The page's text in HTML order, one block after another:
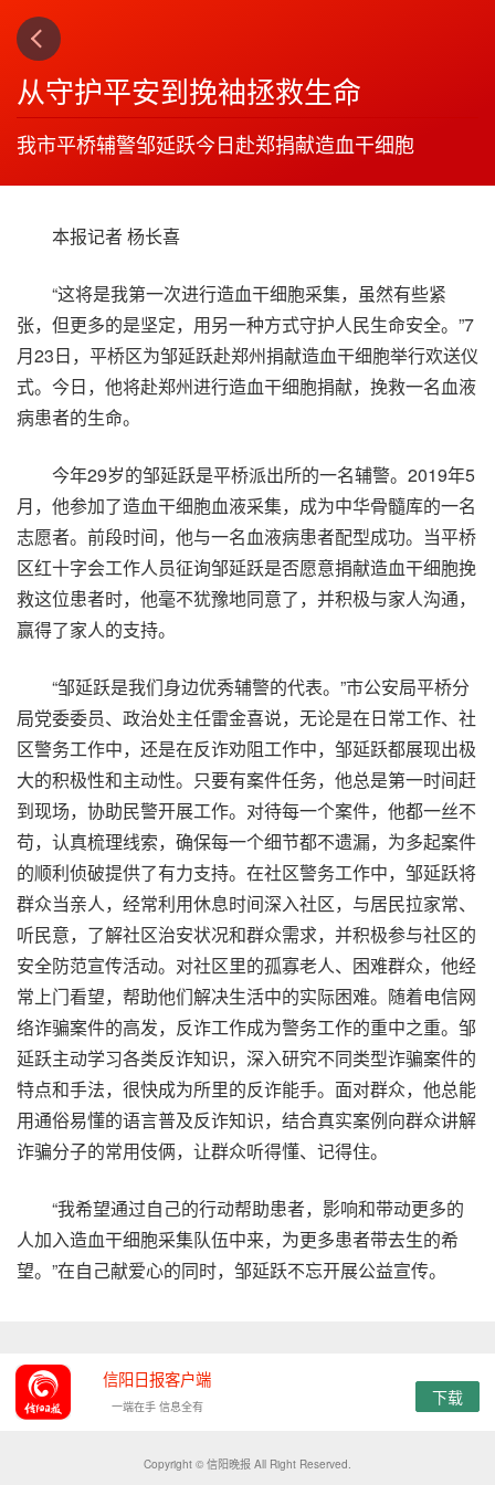
从守护平安到挽袖拯救生命
我市平桥辅警邹延跃今日赴郑捐献造血干细胞
本报记者 杨长喜
“这将是我第一次进行造血干细胞采集，虽然有些紧
张，但更多的是坚定，用另一种方式守护人民生命安全。”7
月23日，平桥区为邹延跃赴郑州捐献造血干细胞举行欢送仪
式。今日，他将赴郑州进行造血干细胞捐献，挽救一名血液
病患者的生命。
今年29岁的邹延跃是平桥派出所的一名辅警。2019年5
月，他参加了造血干细胞血液采集，成为中华骨髓库的一名
志愿者。前段时间，他与一名血液病患者配型成功。当平桥
区红十字会工作人员征询邹延跃是否愿意捐献造血干细胞挽
救这位患者时，他毫不犹豫地同意了，并积极与家人沟通，
赢得了家人的支持。
“邹延跃是我们身边优秀辅警的代表。”市公安局平桥分
局党委委员、政治处主任雷金喜说，无论是在日常工作、社
区警务工作中，还是在反诈劝阻工作中，邹延跃都展现出极
大的积极性和主动性。只要有案件任务，他总是第一时间赶
到现场，协助民警开展工作。对待每一个案件，他都一丝不
苟，认真梳理线索，确保每一个细节都不遗漏，为多起案件
的顺利侦破提供了有力支持。在社区警务工作中，邹延跃将
群众当亲人，经常利用休息时间深入社区，与居民拉家常、
听民意，了解社区治安状况和群众需求，并积极参与社区的
安全防范宣传活动。对社区里的孤寡老人、困难群众，他经
常上门看望，帮助他们解决生活中的实际困难。随着电信网
络诈骗案件的高发，反诈工作成为警务工作的重中之重。邹
延跃主动学习各类反诈知识，深入研究不同类型诈骗案件的
特点和手法，很快成为所里的反诈能手。面对群众，他总能
用通俗易懂的语言普及反诈知识，结合真实案例向群众讲解
诈骗分子的常用伎俩，让群众听得懂、记得住。
“我希望通过自己的行动帮助患者，影响和带动更多的
人加入造血干细胞采集队伍中来，为更多患者带去生的希
望。”在自己献爱心的同时，邹延跃不忘开展公益宣传。
信阳日报客户端
一端在手 信息全有 下载
Copyright © 信阳晚报 All Right Reserved.